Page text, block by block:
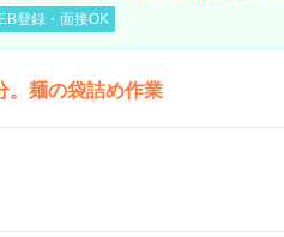
登録・面接OK
。麺の袋詰め作業